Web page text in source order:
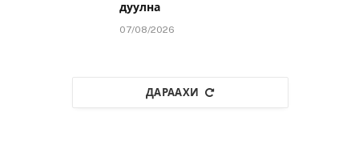
дуулна
07/08/2026
ДАРААХИ